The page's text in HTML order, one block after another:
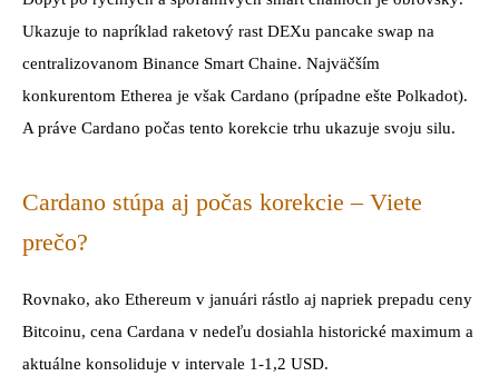
Ukazuje to napríklad raketový rast DEXu pancake swap na
centralizovanom Binance Smart Chaine. Najväčším
konkurentom Etherea je však Cardano (prípadne ešte Polkadot).
A práve Cardano počas tento korekcie trhu ukazuje svoju silu.
Cardano stúpa aj počas korekcie – Viete
prečo?
Rovnako, ako Ethereum v januári rástlo aj napriek prepadu ceny
Bitcoinu, cena Cardana v nedeľu dosiahla historické maximum a
aktuálne konsoliduje v intervale 1-1,2 USD.